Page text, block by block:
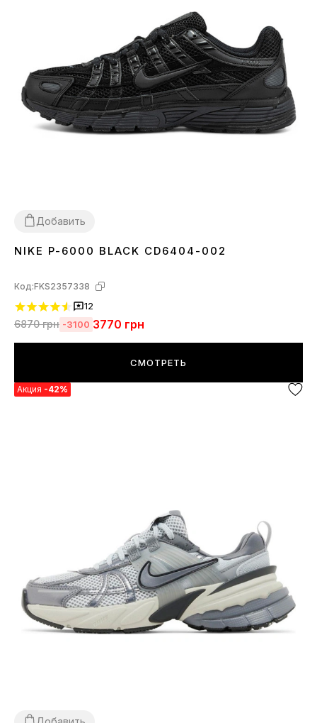
Добавить
3637 38 3940 41 42 434445
NIKE P-6000 BLACK CD6404-002
Код:FKS2357338
12
6870грн -3100 3770 грн
СМОТРЕТЬ
Акция -42%